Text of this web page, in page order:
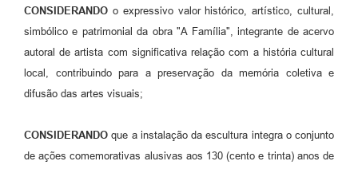
Jornal
Agenda
SIC
Contato
CONSIDERANDO o expressivo valor histórico, artístico, cultural,
simbólico e patrimonial da obra "A Família", integrante de acervo
autoral de artista com significativa relação com a história cultural
local, contribuindo para a preservação da memória coletiva e
difusão das artes visuais;
CONSIDERANDO que a instalação da escultura integra o conjunto
de ações comemorativas alusivas aos 130 (cento e trinta) anos de